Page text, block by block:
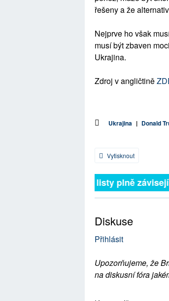
řešeny a že
Nejprve ho však
musí být zbaven
Ukrajina.
Zdroj v angličtině
Ukrajina | Donald
Vytisknout
Britské listy plně
Diskuse
Přihlásit
Upozorňujeme, že
na diskusní fóra